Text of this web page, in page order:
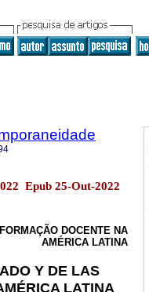
Epub 25-Out-2022
DOCENTE NA
AMÉRICA LATINA
Y DE LAS
LATINA